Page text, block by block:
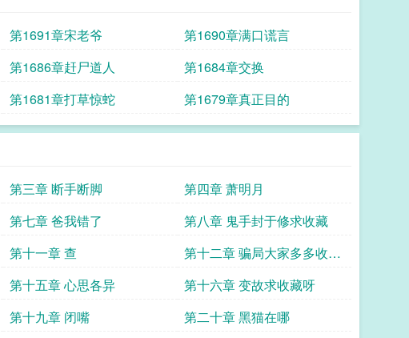
第1691章宋老爷
第1690章满口谎言
第1686章赶尸道人
第1684章交换
第1681章打草惊蛇 第1679章真正目的
第三章 断手断脚
第四章 萧明月
第七章 爸我错了
第八章 鬼手封于修求收藏
第十一章 查
第十二章 骗局大家多多收藏
呀
第十五章 心思各异
第十六章 变故求收藏呀
第十九章 闭嘴
第二十章 黑猫在哪